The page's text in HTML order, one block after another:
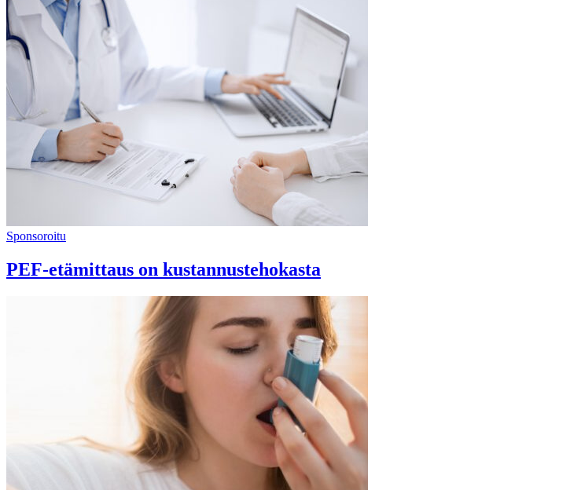
Sponsoroitu
PEF-etämittaus on kustannustehokasta